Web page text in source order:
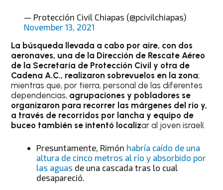
— Protección Civil Chiapas (@pcivilchiapas)
November 13, 2021
La búsqueda llevada a cabo por aire, con dos
aeronaves, una de la Dirección de Rescate Aéreo
de la Secretaría de Protección Civil y otra de
Cadena A.C., realizaron sobrevuelos en la zona;
mientras que, por tierra, personal de las diferentes
dependencias, agrupaciones y pobladores se
organizaron para recorrer las márgenes del río y,
a través de recorridos por lancha y equipo de
buceo también se intentó localizar al joven israelí.
Presuntamente, Rimón habría caído de una
altura de cinco metros al río y absorbido por
las aguas de una cascada tras lo cual
desapareció.